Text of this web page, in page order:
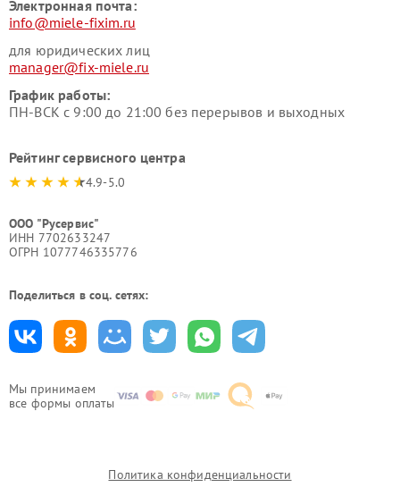
Мы принимаем
все формы оплаты
Электронная почта:
info@miele-fixim.ru
для юридических лиц
manager@fix-miele.ru
График работы:
ПН-ВСК с 9:00 до 21:00 без перерывов и выходных
Рейтинг сервисного центра
4.9-5.0
ООО "Русервис"
ИНН 7702633247
ОГРН 1077746335776
Поделиться в соц. сетях:
Политика конфиденциальности